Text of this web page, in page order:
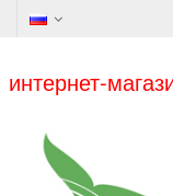
интернет-